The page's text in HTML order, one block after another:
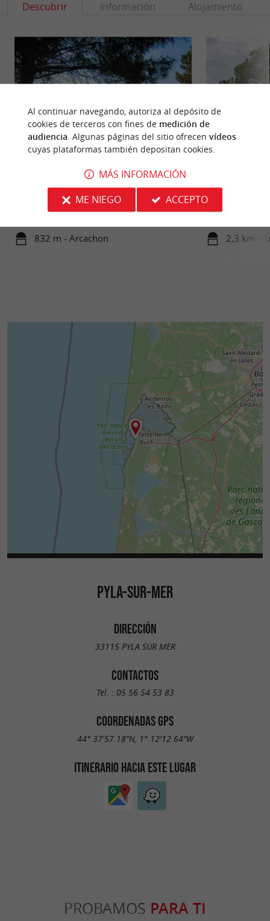
Descubrir Información Alojamiento
Situada en el extremo sur del municipio de
Arcachon, esta zona ofrece una hermosa vista de
toda la bahía. Nadar es ...
832 m - Arcachon
Esta playa se
Es tranquila y a
zonas de ...
2,3 km -
PYLA-SUR-MER
DIRECCIÓN
33115 PYLA SUR MER
CONTACTOS
Tel. : 05 56 54 53 83
COORDENADAS GPS
44° 37'57.18"N, 1° 12'12.64"W
ITINERARIO HACIA ESTE LUGAR
PROBAMOS PARA TI
Al continuar navegando, autoriza al depósito de
cookies de terceros con fines de medición de
audiencia . Algunas páginas del sitio ofrecen vídeos
cuyas plataformas también depositan cookies.
MÁS INFORMACIÓN
ME NIEGO
ACCEPTO